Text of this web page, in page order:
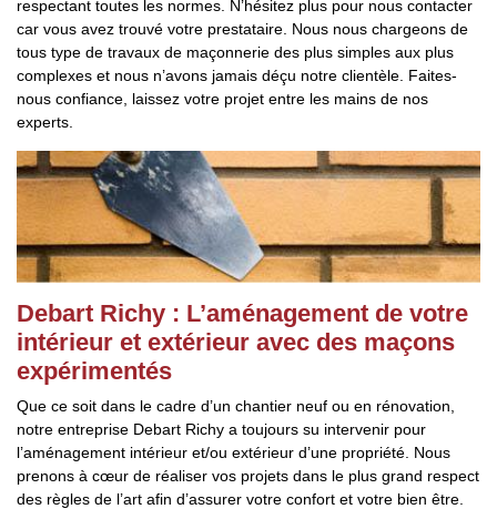
respectant toutes les normes. N’hésitez plus pour nous contacter
car vous avez trouvé votre prestataire. Nous nous chargeons de
tous type de travaux de maçonnerie des plus simples aux plus
complexes et nous n’avons jamais déçu notre clientèle. Faites-
nous confiance, laissez votre projet entre les mains de nos
experts.
Debart Richy : L’aménagement de votre
intérieur et extérieur avec des maçons
expérimentés
Que ce soit dans le cadre d’un chantier neuf ou en rénovation,
notre entreprise Debart Richy a toujours su intervenir pour
l’aménagement intérieur et/ou extérieur d’une propriété. Nous
prenons à cœur de réaliser vos projets dans le plus grand respect
des règles de l’art afin d’assurer votre confort et votre bien être.